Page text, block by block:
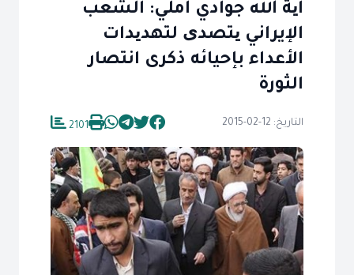
آیة الله جوادي آملي: الشعب
الإيراني یتصدی لتهدیدات
الأعداء بإحيائه ذكرى انتصار
الثورة
التاريخ: 12-02-2015 2101